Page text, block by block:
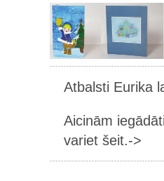
Atbalsti Eurika
Aicinām
variet šeit.->